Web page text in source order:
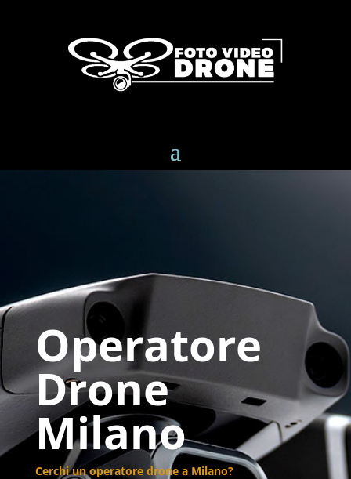
Operatore
Drone
Milano
Cerchi un operatore drone a Milano?